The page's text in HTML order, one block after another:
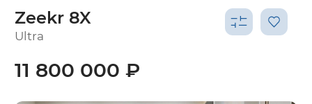
Zeekr 8X
Ultra
11 800 000 ₽